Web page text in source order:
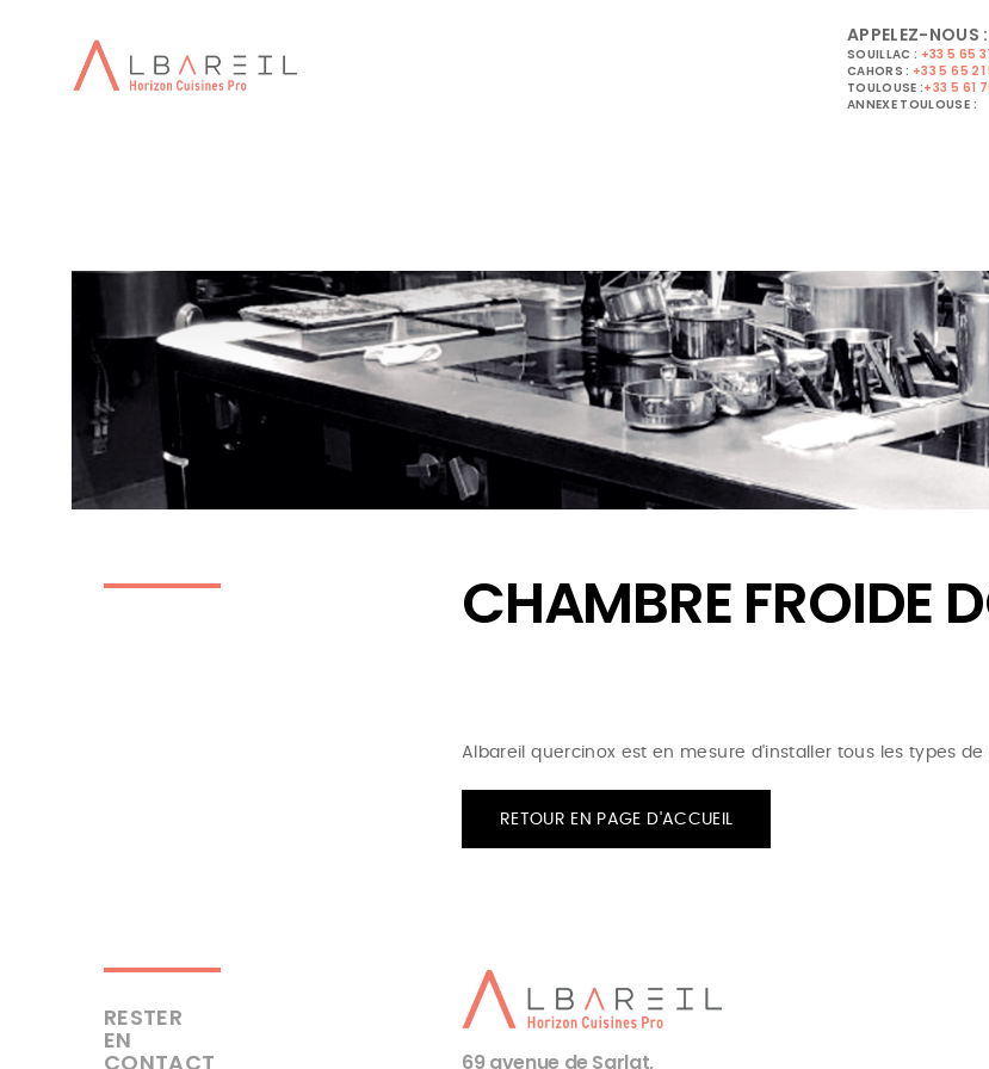
APPELEZ-NOUS :
SOUILLAC : +33 5 65
CAHORS : +33 5 65 21
TOULOUSE :+33 5 61
ANNEXE TOULOUSE :
CHAMBRE FROIDE
Albareil quercinox est en mesure d'installer tous les types
RETOUR EN PAGE D'ACCUEIL
RESTER
EN
CONTACT
69 avenue de Sarlat,